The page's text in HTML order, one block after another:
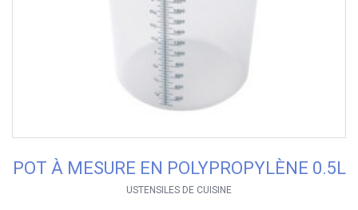
POT À MESURE EN POLYPROPYLÈNE 0.5L
USTENSILES DE CUISINE